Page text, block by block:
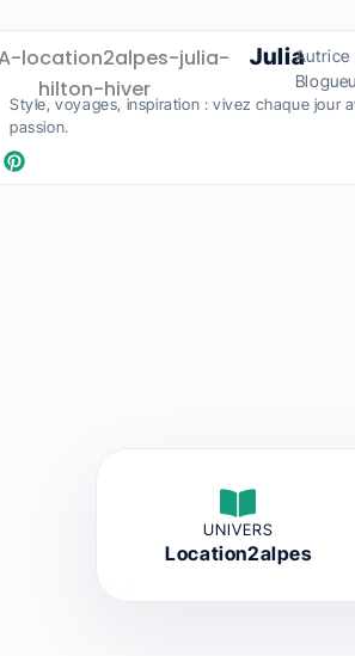
JuliaAutrice
Style, voyages, inspiration : vivez chaque jour
passion.​
UNIVERS
Location2alpes